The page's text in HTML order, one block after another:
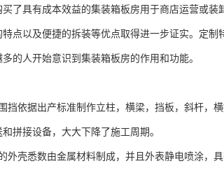
了具有成本效益的集装箱板房用于商店运营或
点以及便捷的拆装等优点取得进一步证实。定
的人开始意识到集装箱板房的作用和功能。
挡依据出产标准制作立柱，横梁，挡板，斜杆，
拼接设备，大大下降了施工周期。
外壳悉数由金属材料制成，并且外表静电喷涂，